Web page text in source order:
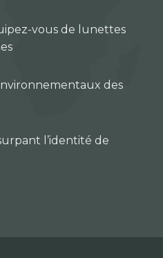
vous de lunettes
des
l’identité de